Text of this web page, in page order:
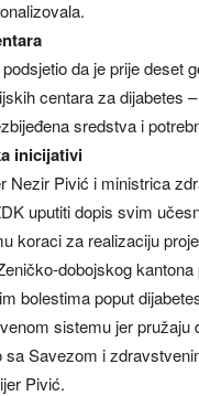
da je prije deset
centara za dijabetes
sredstva i
inicijativi
Nezir Pivić i ministrica
uputiti dopis svim
koraci za realizaciju
dobojskog
bolestima poput
sistemu jer pružaju
sa Savezom i
Pivić.